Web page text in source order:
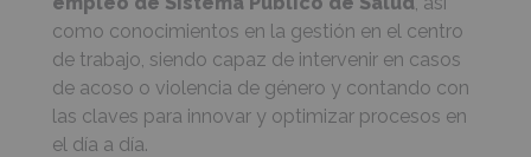
como conocimientos en la gestión en el centro
de trabajo, siendo capaz de intervenir en casos
de acoso o violencia de género y contando con
las claves para innovar y optimizar procesos en
el día a día.